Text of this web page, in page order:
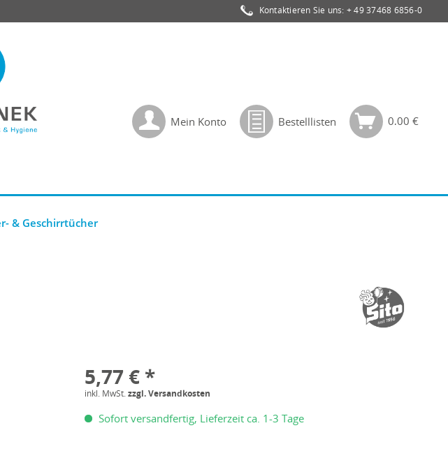
Kontaktieren Sie uns: + 49 37468 6856-0
Mein Konto Bestelllisten 0,00 €
& Geschirrtücher
5,77 € *
inkl. MwSt.zzgl. Versandkosten
Sofort versandfertig, Lieferzeit ca. 1-3 Tage